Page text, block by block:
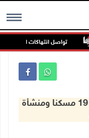
MENU
تواصل انتهاكات الاحتلال
الاحتلال يخطر بوقف العمل في 19 مسكنا ومنشأة